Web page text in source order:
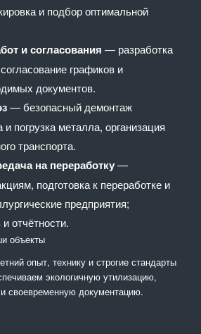
и подбор оптимальной
и согласования — разработка
графиков и
документов.
— безопасный демонтаж
и погрузка металла, организация
транспорта.
на переработку—
подготовка к переработке и
предприятия;
отчётности.
объекты
опыт, технику и строгие стандарты
экологичную утилизацию,
своевременную документацию.